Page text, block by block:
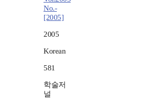
No.-
[2005]
2005
Korean
581
학술저
널